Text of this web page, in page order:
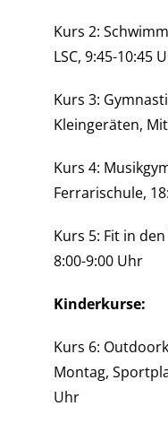
Kurs 2:
LSC, 9:45-10:45
Kurs 3:
Kleingeräten,
Kurs 4:
Ferrarischule,
Kurs 5: Fit in den
8:00-9:00 Uhr
Kinderkurse:
Kurs 6:
Montag,
Uhr